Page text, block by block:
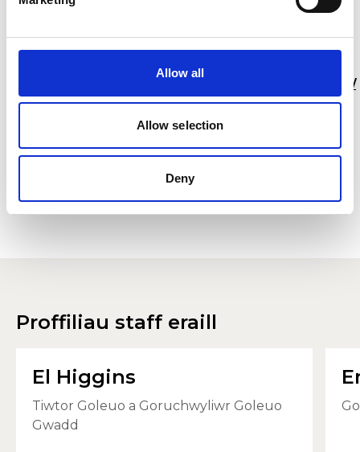
Allow all
Allow selection
Deny
Darllenwch fwy am waith Ian
http://www.seancrowleydesigns.com/#/799904201174/
(Yn cydweithio â Sean Crowley)
https://www.etnow.com/news/2007/7/robe-at-the-
prague-quadrennial
http://www.scentec.uns.ac.rs/
https://stagingplaces.co.uk/about
Proffiliau staff eraill
El Higgins
Tiwtor Goleuo a Goruchwyliwr Goleuo
Gwadd